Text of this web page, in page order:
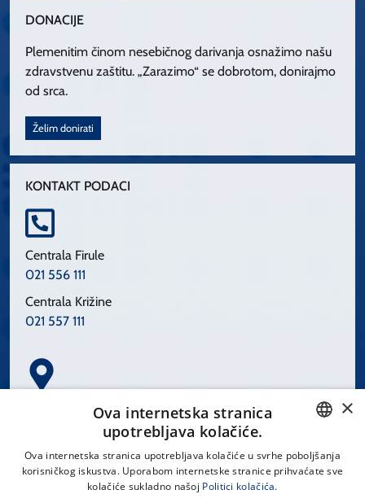
DONACIJE
Plemenitim činom nesebičnog darivanja osnažimo našu
zdravstvenu zaštitu. „Zarazimo“ se dobrotom, donirajmo
od srca.
Želim donirati
KONTAKT PODACI
Centrala Firule
021 556 111
Centrala Križine
021 557 111
Spinčićeva 1, 21000 Split
CROATIAN
×
Ova internetska stranica
upotrebljava kolačiće.
Ova internetska stranica upotrebljava kolačiće u svrhe poboljšanja
korisničkog iskustva. Uporabom internetske stranice prihvaćate sve
kolačiće sukladno našoj Politici kolačića.